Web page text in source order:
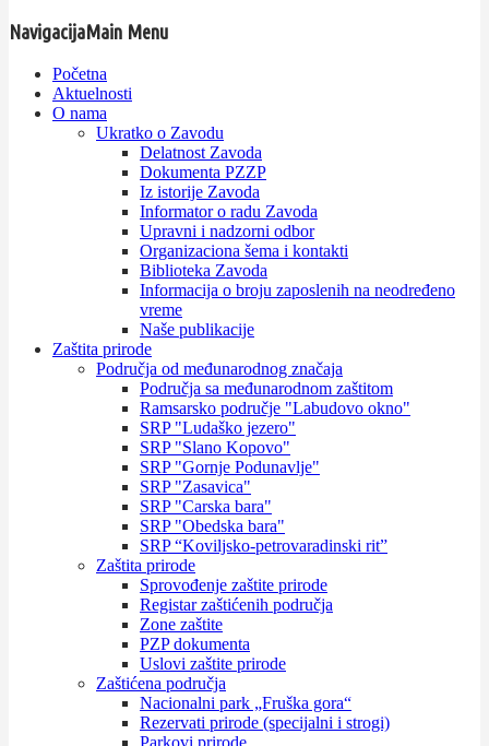
NavigacijaMain Menu
Početna
Aktuelnosti
O nama
Ukratko o Zavodu
Delatnost Zavoda
Dokumenta PZZP
Iz istorije Zavoda
Informator o radu Zavoda
Upravni i nadzorni odbor
Organizaciona šema i kontakti
Biblioteka Zavoda
Informacija o broju zaposlenih na neodređeno
vreme
Naše publikacije
Zaštita prirode
Područja od međunarodnog značaja
Područja sa međunarodnom zaštitom
Ramsarsko područje "Labudovo okno"
SRP "Ludaško jezero"
SRP "Slano Kopovo"
SRP "Gornje Podunavlje"
SRP "Zasavica"
SRP "Carska bara"
SRP "Obedska bara"
SRP “Koviljsko-petrovaradinski rit”
Zaštita prirode
Sprovođenje zaštite prirode
Registar zaštićenih područja
Zone zaštite
PZP dokumenta
Uslovi zaštite prirode
Zaštićena područja
Nacionalni park „Fruška gora“
Rezervati prirode (specijalni i strogi)